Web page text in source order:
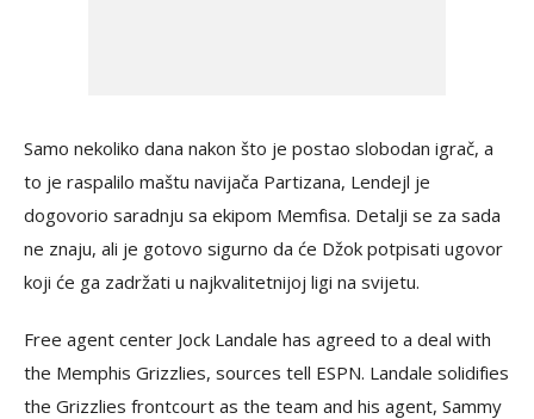
Samo nekoliko dana nakon što je postao slobodan igrač, a
to je raspalilo maštu navijača Partizana, Lendejl je
dogovorio saradnju sa ekipom Memfisa. Detalji se za sada
ne znaju, ali je gotovo sigurno da će Džok potpisati ugovor
koji će ga zadržati u najkvalitetnijoj ligi na svijetu.
Free agent center Jock Landale has agreed to a deal with
the Memphis Grizzlies, sources tell ESPN. Landale solidifies
the Grizzlies frontcourt as the team and his agent, Sammy